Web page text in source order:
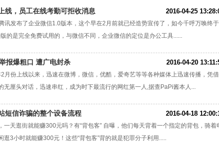
线，员工在线考勤可拒收消息 2016-04-25
讯发布了企业微信1.0版本，这个早在2月前就已经造势宣传了，如今千呼万唤终于
的是完全免费试用的，与微信不同，企业微信的定位是办公工具......
报爆粗口 遭广电封杀 2016-04-20
月份上线以来，迅速在微博，微信，优酷，爱奇艺等等各种媒体上迅速传播，凭借
无厘头对话，迅速串红，成为时下最流行的网红第一人,据查PaPi酱本人...
短信诈骗的整个设备流程 2016-04-18
一天逛街就能赚300元吗？有“背包客” 自曝，他们每天背着一个指定的背包，骑着
逛3小时就能赚300元！这些“背包客”背的就是犯罪分子利用.....